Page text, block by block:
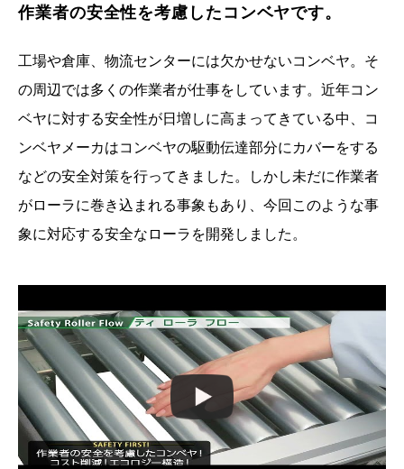
作業者の安全性を考慮したコンベヤです。
工場や倉庫、物流センターには欠かせないコンベヤ。そ
の周辺では多くの作業者が仕事をしています。近年コン
ベヤに対する安全性が日増しに高まってきている中、コ
ンベヤメーカはコンベヤの駆動伝達部分にカバーをする
などの安全対策を行ってきました。しかし未だに作業者
がローラに巻き込まれる事象もあり、今回このような事
象に対応する安全なローラを開発しました。